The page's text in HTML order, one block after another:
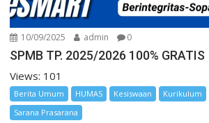
10/09/2025 admin 0
SPMB TP. 2025/2026 100% GRATIS
Views: 101
Berita Umum HUMAS Kesiswaan Kurikulum
Sarana Prasarana